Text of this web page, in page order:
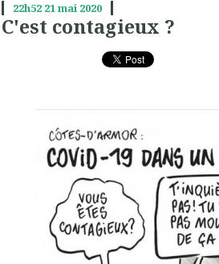
22h52 21mai 2020
C'est contagieux ?